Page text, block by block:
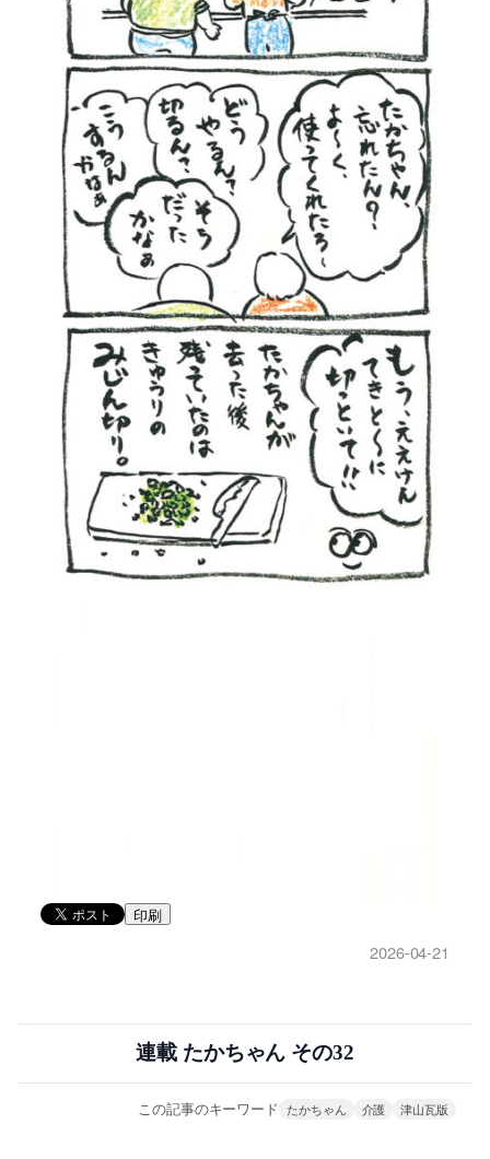
印刷
2026-04-21
連載 たかちゃん その32
この記事のキーワード たかちゃん 介護 津山瓦版